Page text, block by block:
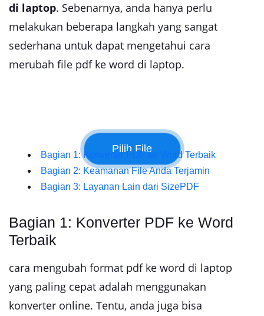
di laptop. Sebenarnya, anda hanya perlu
melakukan beberapa langkah yang sangat
sederhana untuk dapat mengetahui cara
merubah file pdf ke word di laptop.
Bagian 1: Konverter PDF ke Word Terbaik
Bagian 2: Keamanan File Anda Terjamin
Bagian 3: Layanan Lain dari SizePDF
Bagian 1: Konverter PDF ke Word
Terbaik
cara mengubah format pdf ke word di laptop
yang paling cepat adalah menggunakan
konverter online. Tentu, anda juga bisa